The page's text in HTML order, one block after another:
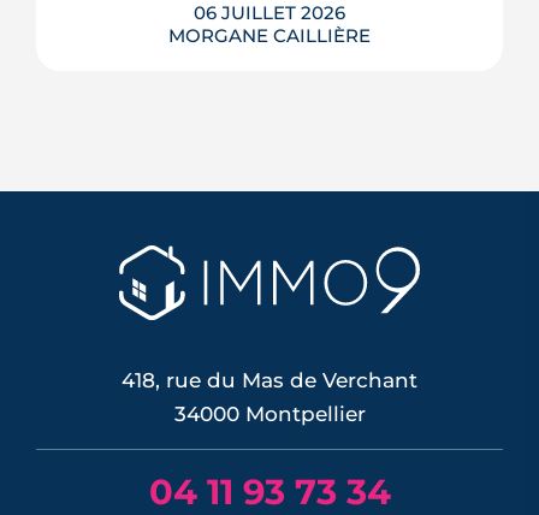
06 JUILLET 2026
MORGANE CAILLIÈRE
climatisation, l'architecture
concevoir des bâtiments qui restent
frais par leur seule conception. De la
résidence Théia à Montpellier à
l'immeuble « Essentiel » de Lyon, ce
LIRE L'ARTICLE
418, rue du Mas de Verchant
34000 Montpellier
04 11 93 73 34